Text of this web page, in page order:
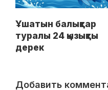
Ұшатын балықтар
туралы 24 қызықты
дерек
Добавить